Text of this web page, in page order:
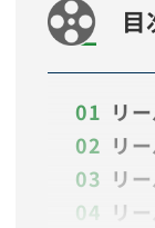
目
リ
リ
リ
リ